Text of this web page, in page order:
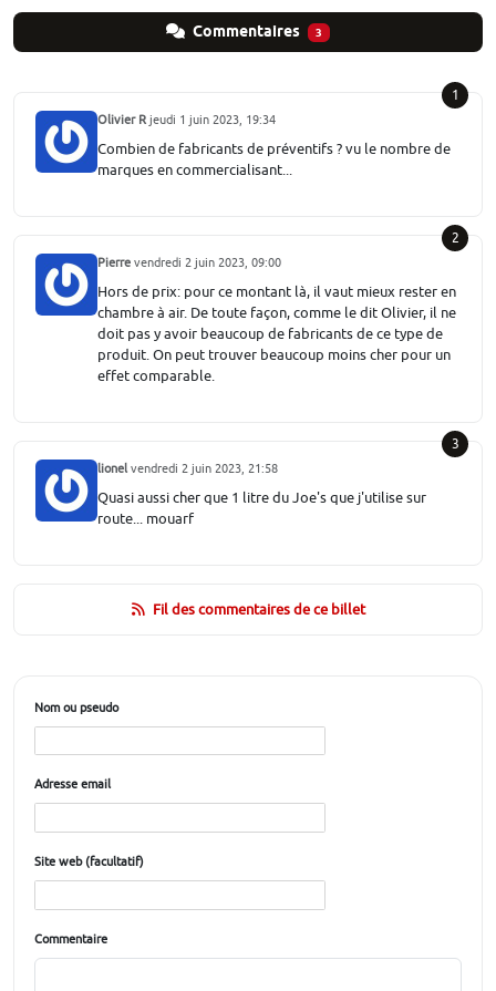
Commentaires 3
1
Olivier R jeudi 1 juin 2023, 19:34
Combien de fabricants de préventifs ? vu le nombre de
marques en commercialisant...
2
Pierre vendredi 2 juin 2023, 09:00
Hors de prix: pour ce montant là, il vaut mieux rester en
chambre à air. De toute façon, comme le dit Olivier, il ne
doit pas y avoir beaucoup de fabricants de ce type de
produit. On peut trouver beaucoup moins cher pour un
effet comparable.
3
lionel vendredi 2 juin 2023, 21:58
Quasi aussi cher que 1 litre du Joe's que j'utilise sur
route... mouarf
Fil des commentaires de ce billet
Nom ou pseudo
Adresse email
Site web (facultatif)
Commentaire